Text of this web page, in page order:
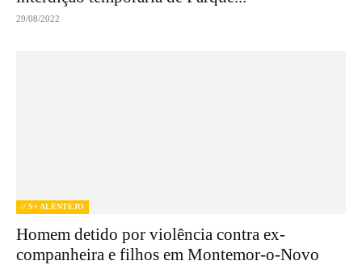
29/08/2022
// S+ ALENTEJO
Homem detido por violência contra ex-
companheira e filhos em Montemor-o-Novo